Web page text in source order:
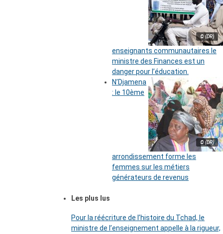
© (DR)
enseignants communautaires le
ministre des Finances est un
danger pour l’éducation.
© (DR)
N’Djamena
: le 10ème
arrondissement forme les
femmes sur les métiers
générateurs de revenus
Les plus lus
Pour la réécriture de l’histoire du Tchad, le
ministre de l’enseignement appelle à la rigueur,